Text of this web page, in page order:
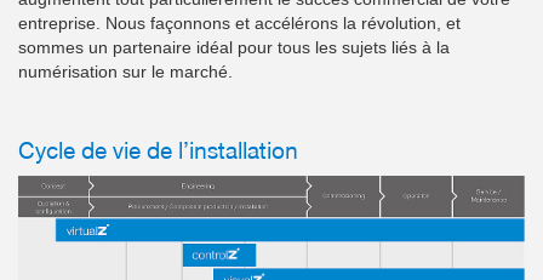
entreprise. Nous façonnons et accélérons la révolution, et
sommes un partenaire idéal pour tous les sujets liés à la
numérisation sur le marché.
Cycle de vie de l’installation